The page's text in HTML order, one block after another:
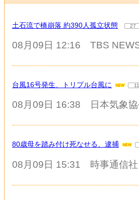
土石流で橋崩落 約390人孤立状態 27
08月09日 12:16 TBS
台風16号発生、トリプル台風に 11
08月09日 16:38 日本気象
80歳母を踏み付け死なせる、逮捕
08月09日 15:31 時事通信社